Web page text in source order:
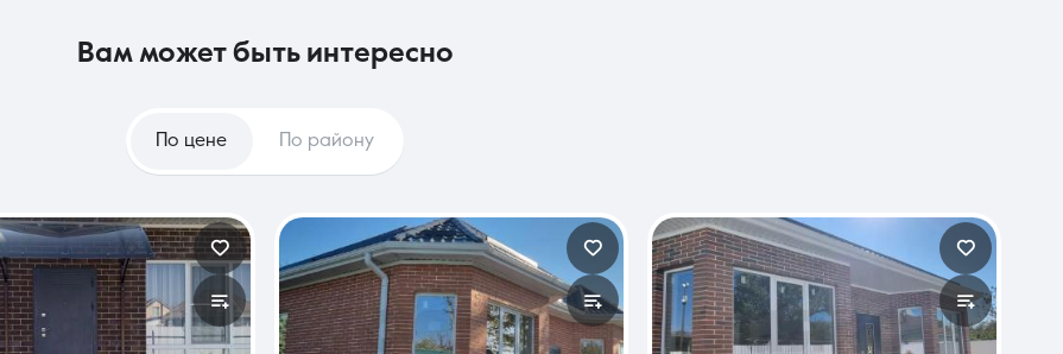
вам может быть интересно
По цене По району